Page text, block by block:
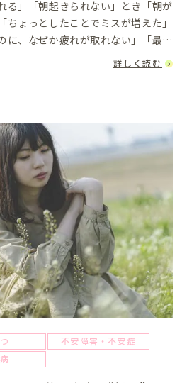
る」「朝起きられない」とき「朝が
ょっとしたことでミスが増えた」
に、なぜか疲れが取れない」「最
」。こうした状態が続いていると、
詳しく読む
不安障害・不安症